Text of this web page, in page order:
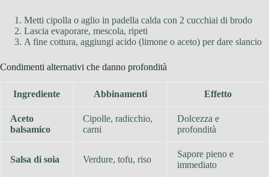
Metti cipolla o aglio in padella calda con 2 cucchiai di brodo
Lascia evaporare, mescola, ripeti
A fine cottura, aggiungi acido (limone o aceto) per dare slancio
Condimenti alternativi che danno profondità
Ingrediente Abbinamenti Effetto
Aceto
balsamico
Cipolle, radicchio,
carni
Dolcezza e
profondità
Salsa di soia Verdure, tofu, riso
Sapore pieno e
immediato